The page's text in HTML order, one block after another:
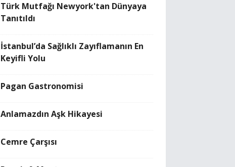
Türk Mutfağı Newyork'tan Dünyaya
Tanıtıldı
İstanbul’da Sağlıklı Zayıflamanın En
Keyifli Yolu
Pagan Gastronomisi
Anlamazdın Aşk Hikayesi
Cemre Çarşısı